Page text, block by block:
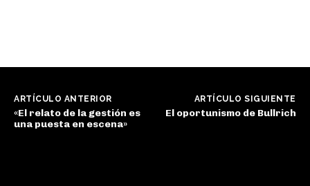
ARTÍCULO ANTERIOR
«El relato de la gestión es
una puesta en escena»
ARTÍCULO SIGUIENTE
El oportunismo de Bullrich